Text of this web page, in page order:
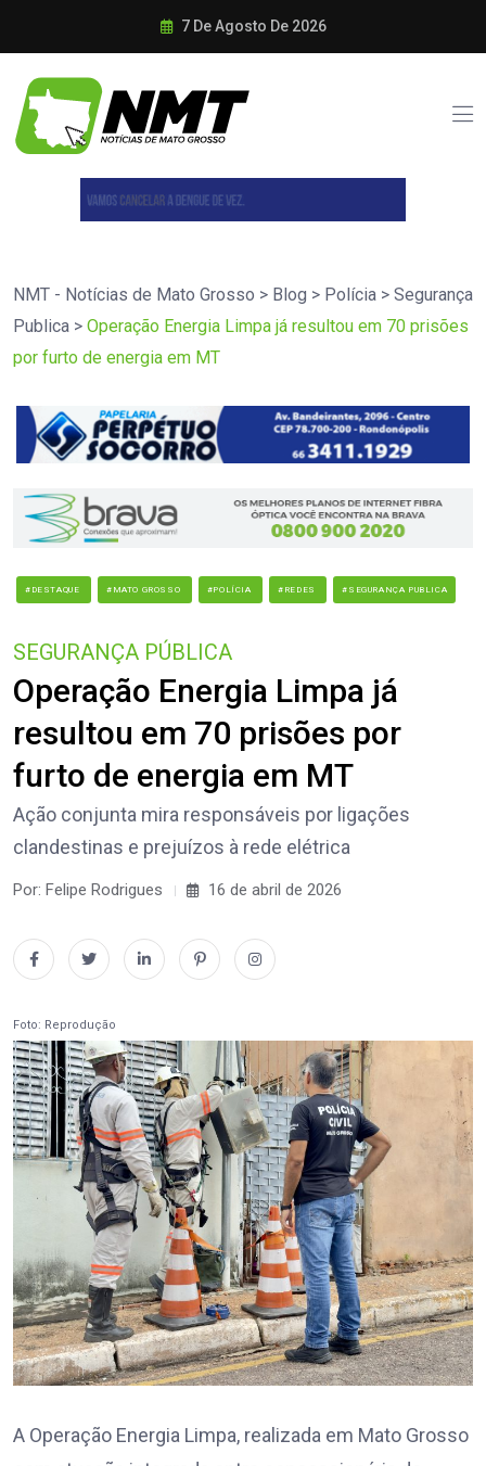
7 De Agosto De 2026
NMT - Notícias de Mato Grosso > Blog > Polícia > Segurança
Publica > Operação Energia Limpa já resultou em 70 prisões
por furto de energia em MT
#DESTAQUE #MATO GROSSO #POLÍCIA #REDES #SEGURANÇA PUBLICA
SEGURANÇA PÚBLICA
Operação Energia Limpa já
resultou em 70 prisões por
furto de energia em MT
Ação conjunta mira responsáveis por ligações
clandestinas e prejuízos à rede elétrica
Por: Felipe Rodrigues 16 de abril de 2026
Foto: Reprodução
A Operação Energia Limpa, realizada em Mato Grosso